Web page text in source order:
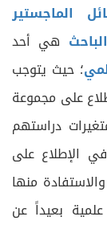
الماجستير
الباحث هي أحد
؛ حيث يتوجب
على مجموعة
دراستهم
الإطلاع على
منها
بعيداً عن